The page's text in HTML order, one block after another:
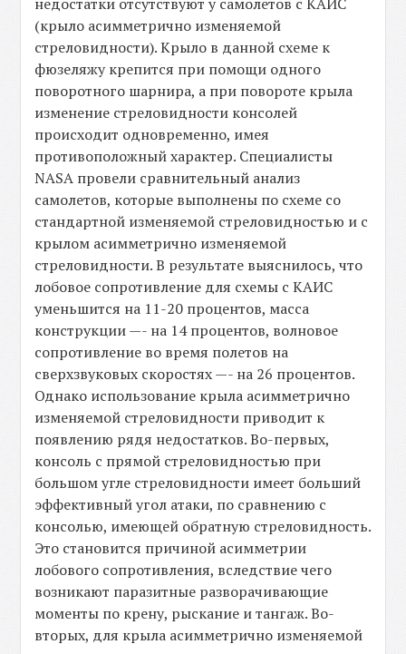
(крыло асимметрично изменяемой
стреловидности). Крыло в данной схеме к
фюзеляжу крепится при помощи одного
поворотного шарнира, а при повороте крыла
изменение стреловидности консолей
происходит одновременно, имея
противоположный характер. Специалисты
NASA провели сравнительный анализ
самолетов, которые выполнены по схеме со
стандартной изменяемой стреловидностью и с
крылом асимметрично изменяемой
стреловидности. В результате выяснилось, что
лобовое сопротивление для схемы с КАИС
уменьшится на 11-20 процентов, масса
конструкции —- на 14 процентов, волновое
сопротивление во время полетов на
сверхзвуковых скоростях —- на 26 процентов.
Однако использование крыла асимметрично
изменяемой стреловидности приводит к
появлению рядя недостатков. Во-первых,
консоль с прямой стреловидностью при
большом угле стреловидности имеет больший
эффективный угол атаки, по сравнению с
консолью, имеющей обратную стреловидность.
Это становится причиной асимметрии
лобового сопротивления, вследствие чего
возникают паразитные разворачивающие
моменты по крену, рыскание и тангаж. Во-
вторых, для крыла асимметрично изменяемой